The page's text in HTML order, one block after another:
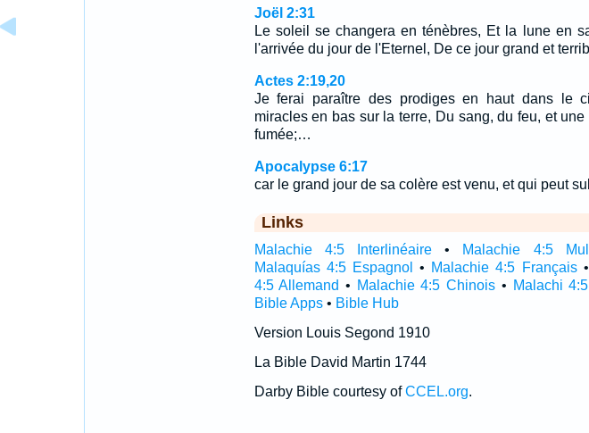
Joël 2:31
Le soleil se changera en ténèbres, Et la lune en
l'arrivée du jour de l'Eternel, De ce jour grand et
Actes 2:19,20
Je ferai paraître des prodiges en haut dans le
miracles en bas sur la terre, Du sang, du feu, et
fumée;…
Apocalypse 6:17
car le grand jour de sa colère est venu, et qui peut
Links
Malachie 4:5 Interlinéaire• Malachie 4:5
Malaquías 4:5 Espagnol
• Malachie 4:5 Français•
4:5 Allemand • Malachie 4:5 Chinois • Malachi
Bible Apps• Bible Hub
Version Louis Segond 1910
La Bible David Martin 1744
Darby Bible courtesy ofCCEL.org.